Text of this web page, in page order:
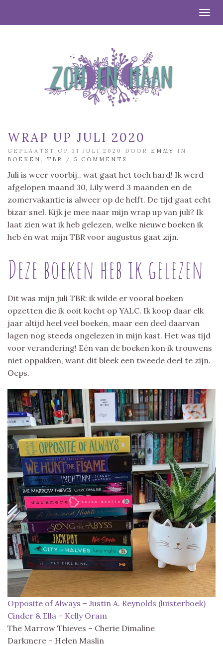
WRAP UP JULI 2020
GEPLAATST OP 31 JULI 2020 DOOR EMMY
IN
BOEKEN
TBR / 5 COMMENTS
Juli is weer voorbij.. wat gaat het toch hard! Ik werd
afgelopen maand 30, Lily werd 3 maanden en de
zomervakantie is alweer op de helft. De tijd gaat echt
bizar snel. Kijk je mee naar mijn wrap up van juli? Ik
laat zien wat ik heb gelezen, welke nieuwe boeken ik
heb én wat mijn TBR voor augustus gaat zijn.
Deze boeken heb ik gelezen
Dit was mijn juli TBR: ik wilde er vooral boeken
opzetten die ik ooit kocht op YALC. Ik koop daar elk
jaar altijd heel veel boeken, maar een deel daarvan
lagen nog steeds ongelezen in mijn kast. Het was tijd
voor verandering! Eén van de boeken kon ik trouwens
niet oppakken, want dit bleek een tweede deel te zijn.
Oeps.
Opposite of Always – Justin A. Reynolds (luisterboek)
Cinder & Ella – Kelly Oram
The Marrow Thieves – Cherie Dimaline
Darkmere – Helen Maslin